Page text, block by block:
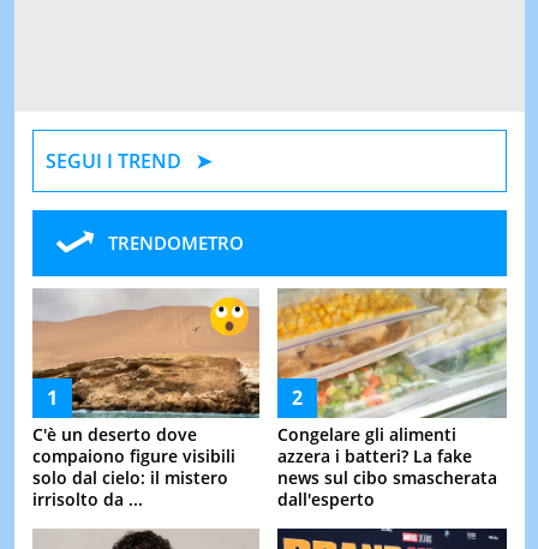
SEGUI I TREND
TRENDOMETRO
C'è un deserto dove
compaiono figure visibili
solo dal cielo: il mistero
irrisolto da ...
Congelare gli alimenti
azzera i batteri? La fake
news sul cibo smascherata
dall'esperto